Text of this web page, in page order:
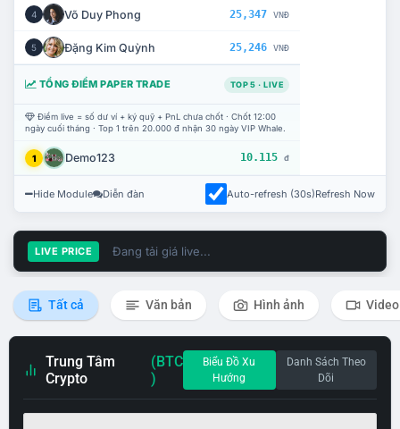
4 Võ Duy Phong 25,347 VNĐ
5 Đặng Kim Quỳnh 25,246 VNĐ
TỔNG ĐIỂM PAPER TRADE TOP 5 · LIVE
Điểm live = số dư ví + ký quỹ + PnL chưa chốt · Chốt 12:00
ngày cuối tháng · Top 1 trên 20.000 đ nhận 30 ngày VIP Whale.
1 Demo123 10.115 đ
Hide Module Diễn đàn Auto-refresh (30s)Refresh Now
LIVE PRICE Đang tải giá live...
Tất cả Văn bản Hình ảnh Video
Trung Tâm
Crypto
(BTC
)
Biểu Đồ Xu
Hướng
Danh Sách Theo
Dõi